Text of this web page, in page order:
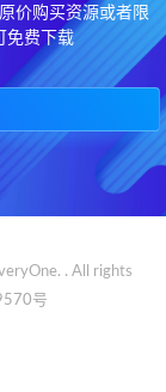
价购买资源或者限
免费下载
. All rights
号